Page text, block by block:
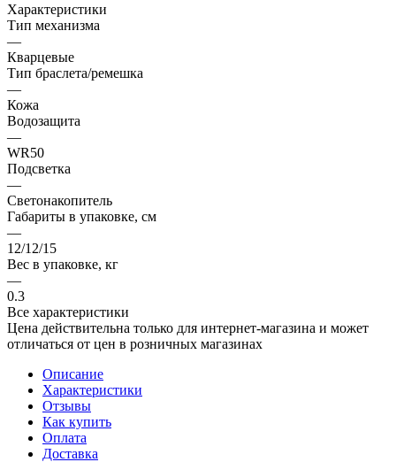
Характеристики
Тип механизма
—
Кварцевые
Тип браслета/ремешка
—
Кожа
Водозащита
—
WR50
Подсветка
—
Светонакопитель
Габариты в упаковке, см
—
12/12/15
Вес в упаковке, кг
—
0.3
Все характеристики
Цена действительна только для интернет-магазина и может
отличаться от цен в розничных магазинах
Описание
Характеристики
Отзывы
Как купить
Оплата
Доставка